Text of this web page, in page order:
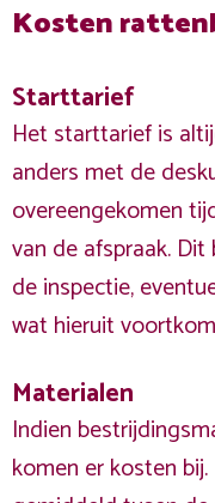
Kosten
Starttarief
Het starttarief is
anders met de
overeengekomen
van de afspraak.
de inspectie,
wat hieruit
Materialen
Indien
komen er kosten